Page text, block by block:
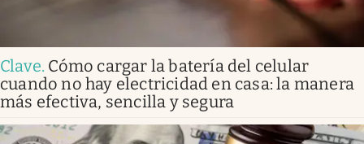
Clave. Cómo cargar la batería del celular
cuando no hay electricidad en casa: la manera
más efectiva, sencilla y segura